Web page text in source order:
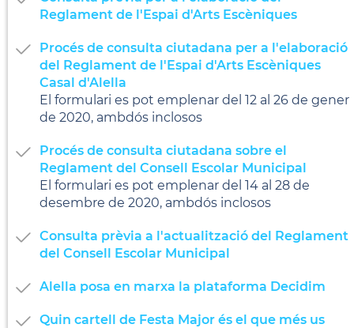
Reglament de l'Espai d'Arts Escèniques
Procés de consulta ciutadana per a l'elaboració
del Reglament de l'Espai d'Arts Escèniques
Casal d'Alella
El formulari es pot emplenar del 12 al 26 de gener
de 2020, ambdós inclosos
Procés de consulta ciutadana sobre el
Reglament del Consell Escolar Municipal
El formulari es pot emplenar del 14 al 28 de
desembre de 2020, ambdós inclosos
Consulta prèvia a l'actualització del Reglament
del Consell Escolar Municipal
Alella posa en marxa la plataforma Decidim
Quin cartell de Festa Major és el que més us